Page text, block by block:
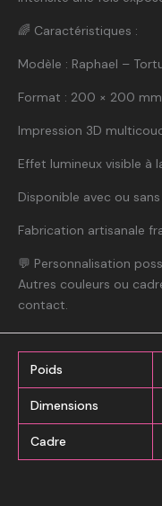
🌈 Caractéristiques :
Modèle : Raphael –
Format : 200 × 200 mm
Impression 3D
Effet lumineux visible à
Disponible avec ou
Fabrication artisanale
💬 Personnalisation
Autres couleurs ou
contact.
Poids
Dimensions
Cadre